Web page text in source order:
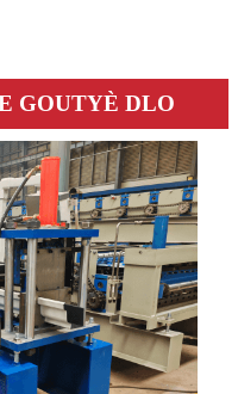
GOUTYÈ DLO